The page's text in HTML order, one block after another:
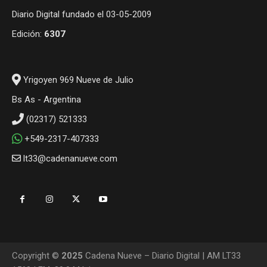
Diario Digital fundado el 03-05-2009
Edición: 6307
Yrigoyen 969 Nueve de Julio
Bs As - Argentina
(02317) 521333
+549-2317-407333
lt33@cadenanueve.com
Copyright © 2025 Cadena Nueve – Diario Digital | AM LT33